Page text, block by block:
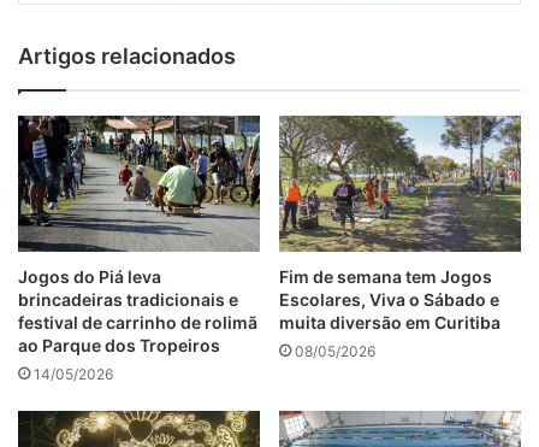
Artigos relacionados
Jogos do Piá leva
brincadeiras tradicionais e
festival de carrinho de rolimã
ao Parque dos Tropeiros
14/05/2026
Fim de semana tem Jogos
Escolares, Viva o Sábado e
muita diversão em Curitiba
08/05/2026